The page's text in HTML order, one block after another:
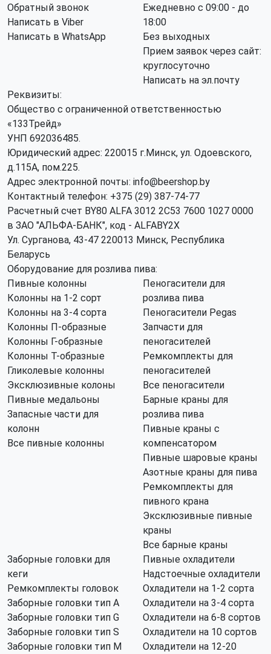
Обратный звонок
Написать в Viber
Написать в WhatsApp
Ежедневно с 09:00 - до
18:00
Без выходных
Прием заявок через сайт:
круглосуточно
Написать на эл.почту
Реквизиты:
Общество с ограниченной ответственностью
«133Трейд»
УНП 692036485​.
Юридический адрес: 220015 г.Минск, ул. Одоевского,
д.115А, пом.225.
Адрес электронной почты: info@beershop.by
Контактный телефон: +375 (29) 387-74-77
Расчетный счет BY80 ALFA 3012 2C53 7600 1027 0000
в ЗАО "АЛЬФА-БАНК", код - ALFABY2X
Ул. Сурганова, 43-47 220013 Минск, Республика
Беларусь
Оборудование для розлива пива:
Пивные колонны
Колонны на 1-2 сорт
Колонны на 3-4 сорта
Колонны П-образные
Колонны Г-образные
Колонны Т-образные
Гликолевые колонны
Эксклюзивные колоны
Пивные медальоны
Запасные части для
колонн
Все пивные колонны
Пеногасители для
розлива пива
Пеногасители Pegas
Запчасти для
пеногасителей
Ремкомплекты для
пеногасителей
Все пеногасители
Барные краны для
розлива пива
Пивные краны с
компенсатором
Пивные шаровые краны
Азотные краны для пива
Ремкомплекты для
пивного крана
Эксклюзивные пивные
краны
Все барные краны
Заборные головки для
кеги
Ремкомплекты головок
Заборные головки тип А
Заборные головки тип G
Заборные головки тип S
Заборные головки тип M
Пивные охладители
Надстоечные охладители
Охладители на 1-2 сорта
Охладители на 3-4 сорта
Охладители на 6-8 сортов
Охладители на 10 сортов
Охладители на 12-20